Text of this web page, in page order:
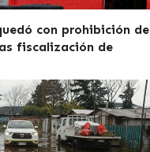
con prohibición de
fiscalización de